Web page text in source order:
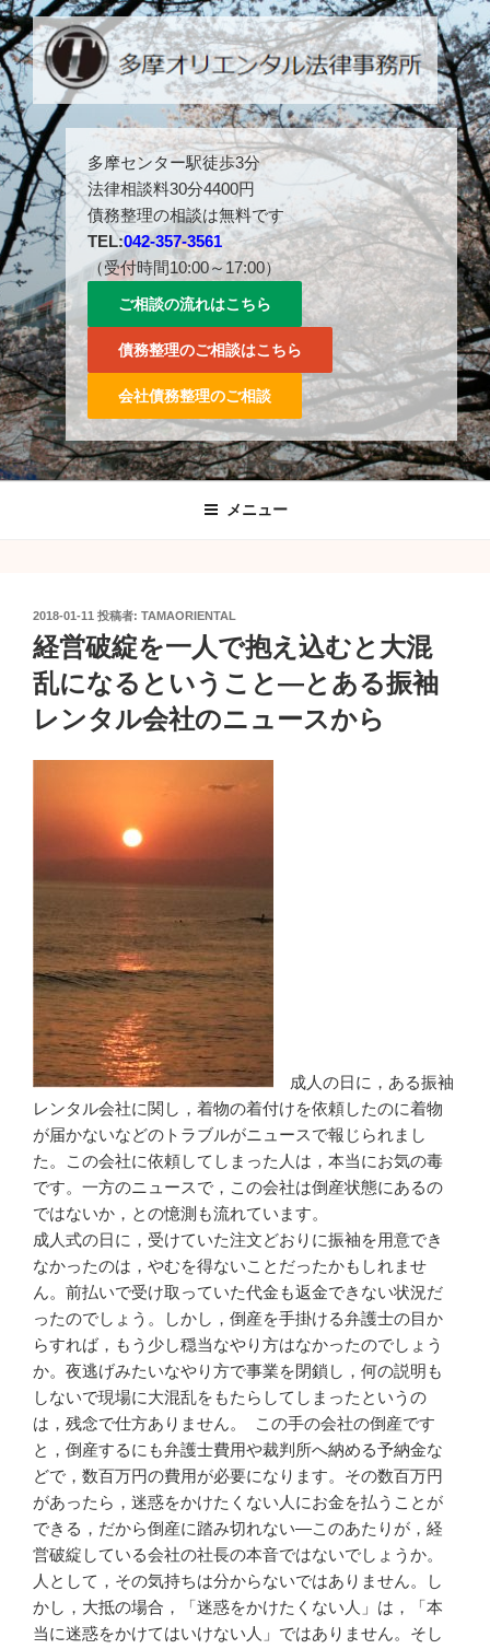
コ
ン
テ
ン
ツ
へ
ス
キ
ッ
プ
多摩センター駅徒歩３分。042-357-3561。
多摩センター駅徒歩3分
法律相談料30分4400円
債務整理の相談は無料です
TEL:042-357-3561
（受付時間10:00～17:00）
ご相談の流れはこちら
債務整理のご相談はこちら
会社債務整理のご相談
メニュー
投
稿
日:
2018-01-11 投稿者: TAMAORIENTAL
経営破綻を一人で抱え込むと大混
乱になるということ―とある振袖
レンタル会社のニュースから
成人の日に，ある振袖
レンタル会社に関し，着物の着付けを依頼したのに着物
が届かないなどのトラブルがニュースで報じられまし
た。この会社に依頼してしまった人は，本当にお気の毒
です。一方のニュースで，この会社は倒産状態にあるの
ではないか，との憶測も流れています。
成人式の日に，受けていた注文どおりに振袖を用意でき
なかったのは，やむを得ないことだったかもしれませ
ん。前払いで受け取っていた代金も返金できない状況だ
ったのでしょう。しかし，倒産を手掛ける弁護士の目か
らすれば，もう少し穏当なやり方はなかったのでしょう
か。夜逃げみたいなやり方で事業を閉鎖し，何の説明も
しないで現場に大混乱をもたらしてしまったというの
は，残念で仕方ありません。
この手の会社の倒産です
と，倒産するにも弁護士費用や裁判所へ納める予納金な
どで，数百万円の費用が必要になります。その数百万円
があったら，迷惑をかけたくない人にお金を払うことが
できる，だから倒産に踏み切れない―このあたりが，経
営破綻している会社の社長の本音ではないでしょうか。
人として，その気持ちは分からないではありません。し
かし，大抵の場合，「迷惑をかけたくない人」は，「本
当に迷惑をかけてはいけない人」ではありません。そし